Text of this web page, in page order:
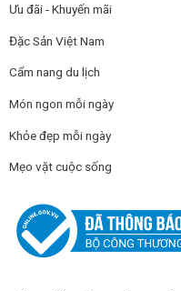
Ưu đãi - Khuyến mãi
Đặc Sản Việt Nam
Cẩm nang du lịch
Món ngon mỗi ngày
Khỏe đẹp mỗi ngày
Mẹo vặt cuộc sống